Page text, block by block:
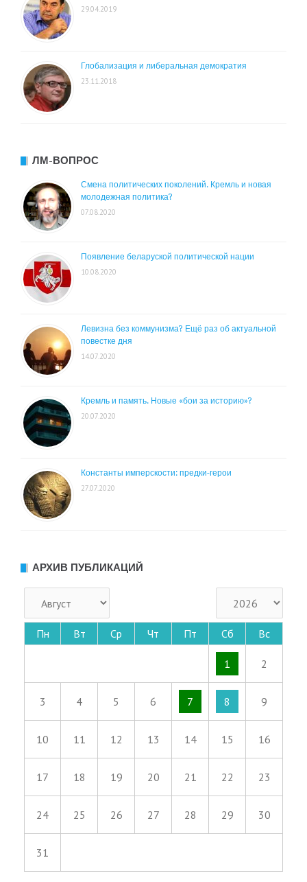
29.04.2019
Глобализация и либеральная демократия
23.11.2018
ЛМ-ВОПРОС
Смена политических поколений. Кремль и новая
молодежная политика?
07.08.2020
Появление беларуской политической нации
10.08.2020
Левизна без коммунизма? Ещё раз об актуальной
повестке дня
14.07.2020
Кремль и память. Новые «бои за историю»?
20.07.2020
Константы имперскости: предки-герои
27.07.2020
АРХИВ ПУБЛИКАЦИЙ
Пн Вт Ср Чт Пт Сб Вс
1 2
3 4 5 6 7 8 9
10 11 12 13 14 15 16
17 18 19 20 21 22 23
24 25 26 27 28 29 30
31